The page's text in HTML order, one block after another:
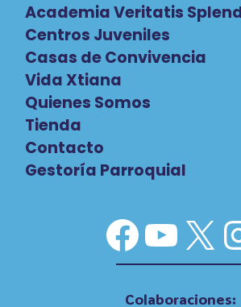
Academia Veritatis
Centros Juveniles
Casas de Convivencia
Vida Xtiana
Quienes Somos
Tienda
Contacto
Gestoría Parroquial
X
Colaboraciones: